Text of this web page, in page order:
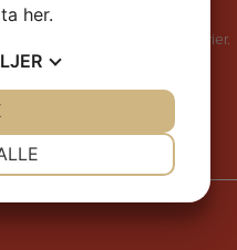
voksne. Bliv udfordret til at
opfinde eller fortælle historier.
og KFUK i Lemvig.
her.